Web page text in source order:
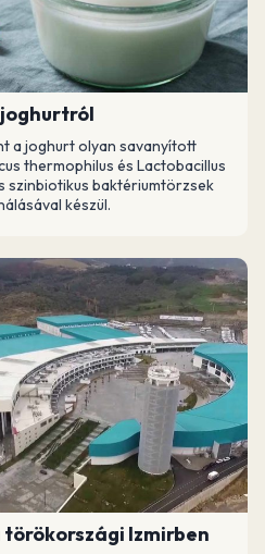
a joghurt olyan savanyított
thermophilus és Lactobacillus
szinbiotikus baktériumtörzsek
készül.
Izmirben